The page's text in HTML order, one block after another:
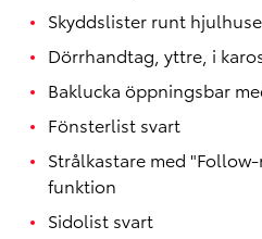
Skyddslister runt
Dörrhandtag, yttre, i
Baklucka öppningsbar
Fönsterlist svart
Strålkastare med
funktion
Sidolist svart